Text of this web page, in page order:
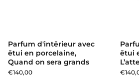
Parfum d'intērieur avec
ētui en porcelaine,
Quand on sera grands
€140,00
ētui